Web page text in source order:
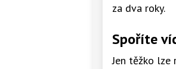
za dva roky.
Spoříte
Jen těžko lze